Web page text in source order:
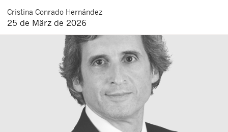
Cristina Conrado Hernández
25 de März de 2026